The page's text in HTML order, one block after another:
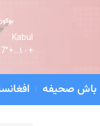
بوکون :
Kabul
+ ۱۰... +
C
باش صحیفه